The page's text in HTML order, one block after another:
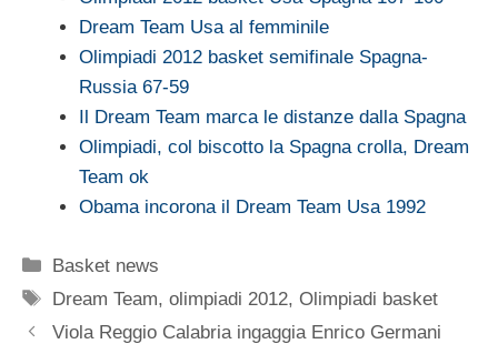
Dream Team Usa al femminile
Olimpiadi 2012 basket semifinale Spagna-
Russia 67-59
Il Dream Team marca le distanze dalla Spagna
Olimpiadi, col biscotto la Spagna crolla, Dream
Team ok
Obama incorona il Dream Team Usa 1992
Categorie
Basket news
Tag
Dream Team,olimpiadi 2012,Olimpiadi basket
Viola Reggio Calabria ingaggia Enrico Germani